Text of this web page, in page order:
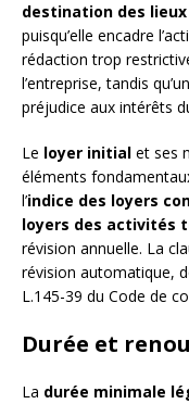
destination des lieux
puisqu’elle encadre
rédaction trop
l’entreprise, tandis
préjudice aux intérêts
Le loyer initial et ses
éléments
l’indice des loyers
loyers des activités
révision annuelle. La
révision automatique,
L.145-39 du Code de
Durée et
La durée minimale